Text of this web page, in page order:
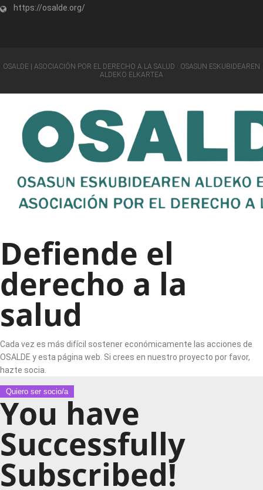
https://osalde.org/
OSALDE | ASOCIACIÓN POR EL DERECHO A LA SALUD · OSASUN ESKUBIDEAREN
ALDEKO ELKARTEA
Defiende el
derecho a la
salud
Cada vez es más difícil sostener económicamente las acciones de
OSALDE y esta página web. Si crees en nuestro proyecto por favor,
hazte socia.
Quiero ser socio/a
You have
Successfully
Subscribed!